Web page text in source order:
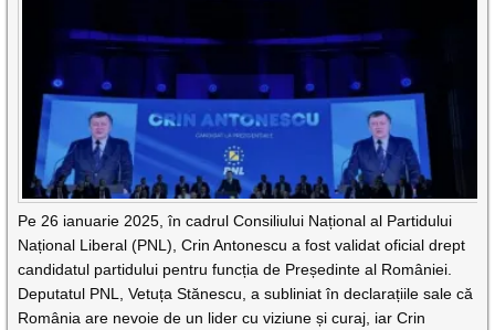
Pe 26 ianuarie 2025, în cadrul Consiliului Național al Partidului
Național Liberal (PNL), Crin Antonescu a fost validat oficial drept
candidatul partidului pentru funcția de Președinte al României.
Deputatul PNL, Vetuța Stănescu, a subliniat în declarațiile sale că
România are nevoie de un lider cu viziune și curaj, iar Crin